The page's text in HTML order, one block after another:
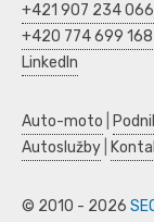
+421 907 234 066
+420 774 699 168
LinkedIn
Auto-moto
Autoslužby
© 2010 - 2026